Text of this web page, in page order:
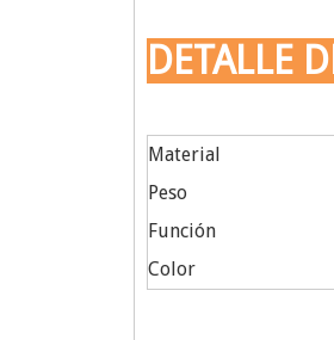
DETALLE
Material
Peso
Función
Color